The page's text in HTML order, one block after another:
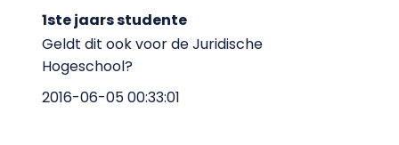
1ste jaars studente
Geldt dit ook voor de Juridische
Hogeschool?
2016-06-05 00:33:01